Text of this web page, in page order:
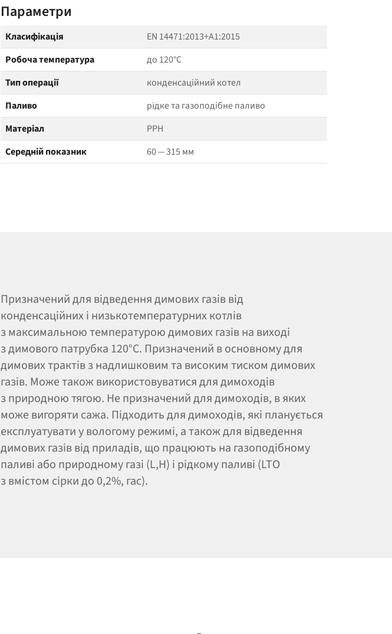
Параметри
Класифікація
EN 14471:2013+A1:2015
Робоча температура
до 120°C
Тип операції
конденсаційний котел
Паливо
рідке та газоподібне паливо
Матеріал
PPH
Середній показник
60 — 315 мм
Призначений для відведення димових газів від
конденсаційних і низькотемпературних котлів
з максимальною температурою димових газів на виході
з димового патрубка 120°C. Призначений в основному для
димових трактів з надлишковим та високим тиском димових
газів. Може також використовуватися для димоходів
з природною тягою. Не призначений для димоходів, в яких
може вигоряти сажа. Підходить для димоходів, які планується
експлуатувати у вологому режимі, а також для відведення
димових газів від приладів, що працюють на газоподібному
паливі або природному газі (L,H) і рідкому паливі (LTO
з вмістом сірки до 0,2%, гас).